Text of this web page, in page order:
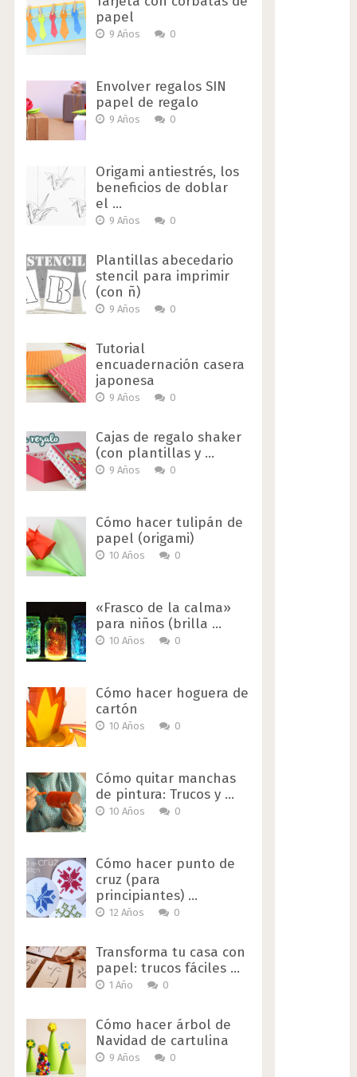
papel
9 Años 0
Envolver regalos SIN
papel de regalo
9 Años 0
Origami antiestrés, los
beneficios de doblar
el …
9 Años 0
Plantillas abecedario
stencil para imprimir
(con ñ)
9 Años 0
Tutorial
encuadernación casera
japonesa
9 Años 0
Cajas de regalo shaker
(con plantillas y …
9 Años 0
Cómo hacer tulipán de
papel (origami)
10 Años 0
«Frasco de la calma»
para niños (brilla …
10 Años 0
Cómo hacer hoguera de
cartón
10 Años 0
Cómo quitar manchas
de pintura: Trucos y …
10 Años 0
Cómo hacer punto de
cruz (para
principiantes) …
12 Años 0
Transforma tu casa con
papel: trucos fáciles …
1 Año 0
Cómo hacer árbol de
Navidad de cartulina
9 Años 0